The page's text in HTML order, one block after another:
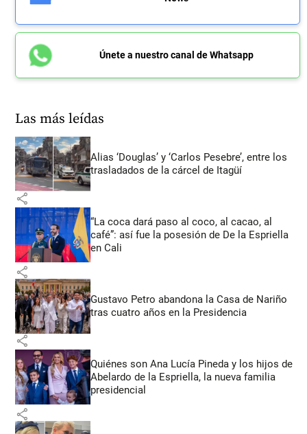
Únete a nuestro canal de Whatsapp
Las más leídas
Alias ‘Douglas’ y ‘Carlos Pesebre’, entre los
trasladados de la cárcel de Itagüí
share
“La coca dará paso al coco, al cacao, al
café”: así fue la posesión de De la Espriella
en Cali
share
Gustavo Petro abandona la Casa de Nariño
tras cuatro años en la Presidencia
share
Quiénes son Ana Lucía Pineda y los hijos de
Abelardo de la Espriella, la nueva familia
presidencial
share